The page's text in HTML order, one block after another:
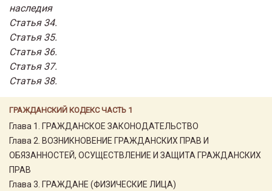
ГРАЖДАНСКИЙ КОДЕКС ЧАСТЬ 1
Глава 1. ГРАЖДАНСКОЕ ЗАКОНОДАТЕЛЬСТВО
Глава 2. ВОЗНИКНОВЕНИЕ ГРАЖДАНСКИХ ПРАВ И
ОБЯЗАННОСТЕЙ, ОСУЩЕСТВЛЕНИЕ И ЗАЩИТА ГРАЖДАНСКИХ
ПРАВ
Глава 3. ГРАЖДАНЕ (ФИЗИЧЕСКИЕ ЛИЦА)
наследия
Статья 34.
Статья 35.
Статья 36.
Статья 37.
Статья 38.